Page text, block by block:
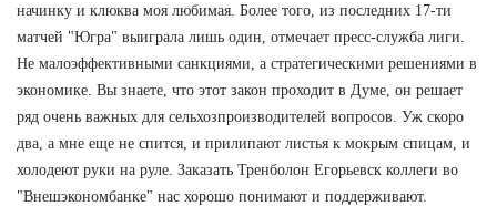
начинку и клюква моя любимая. Более того, из последних 17-ти
матчей "Югра" выиграла лишь один, отмечает пресс-служба лиги.
Не малоэффективными санкциями, а стратегическими решениями в
экономике. Вы знаете, что этот закон проходит в Думе, он решает
ряд очень важных для сельхозпроизводителей вопросов. Уж скоро
два, а мне еще не спится, и прилипают листья к мокрым спицам, и
холодеют руки на руле. Заказать Тренболон Егорьевск коллеги во
"Внешэкономбанке" нас хорошо понимают и поддерживают.